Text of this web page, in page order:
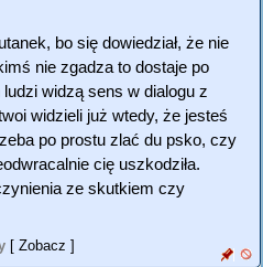
bo się dowiedział, że nie
nie zgadza to dostaje po
widzą sens w dialogu z
widzieli już wtedy, że jesteś
po prostu zlać du psko, czy
cię uszkodziła.
ze skutkiem czy
[ Zobacz ]